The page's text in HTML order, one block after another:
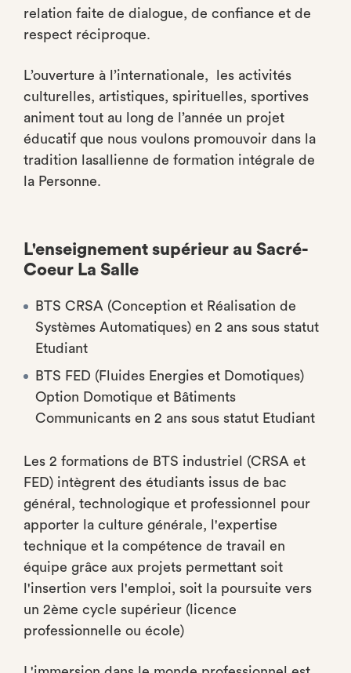
relation faite de dialogue, de confiance et de
respect réciproque.
L’ouverture à l’internationale, les activités
culturelles, artistiques, spirituelles, sportives
animent tout au long de l’année un projet
éducatif que nous voulons promouvoir dans la
tradition lasallienne de formation intégrale de
la Personne.
L'enseignement supérieur au Sacré-
Coeur La Salle
BTS CRSA (Conception et Réalisation de
Systèmes Automatiques) en 2 ans sous statut
Etudiant
BTS FED (Fluides Energies et Domotiques)
Option Domotique et Bâtiments
Communicants en 2 ans sous statut Etudiant
Les 2 formations de BTS industriel (CRSA et
FED) intègrent des étudiants issus de bac
général, technologique et professionnel pour
apporter la culture générale, l'expertise
technique et la compétence de travail en
équipe grâce aux projets permettant soit
l'insertion vers l'emploi, soit la poursuite vers
un 2ème cycle supérieur (licence
professionnelle ou école)